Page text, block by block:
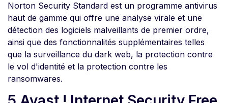
Norton Security Standard est un programme antivirus
haut de gamme qui offre une analyse virale et une
détection des logiciels malveillants de premier ordre,
ainsi que des fonctionnalités supplémentaires telles
que la surveillance du dark web, la protection contre
le vol d'identité et la protection contre les
ransomwares.